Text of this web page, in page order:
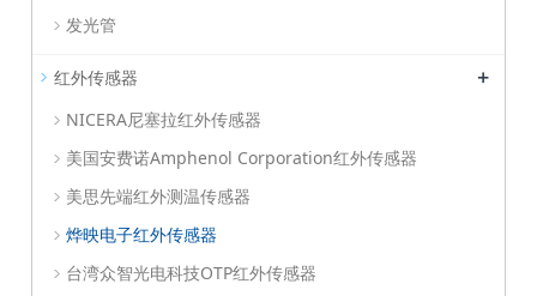
发光管
红外传感器 +
NICERA尼塞拉红外传感器
美国安费诺Amphenol Corporation红外传感器
美思先端红外测温传感器
烨映电子红外传感器
台湾众智光电科技OTP红外传感器